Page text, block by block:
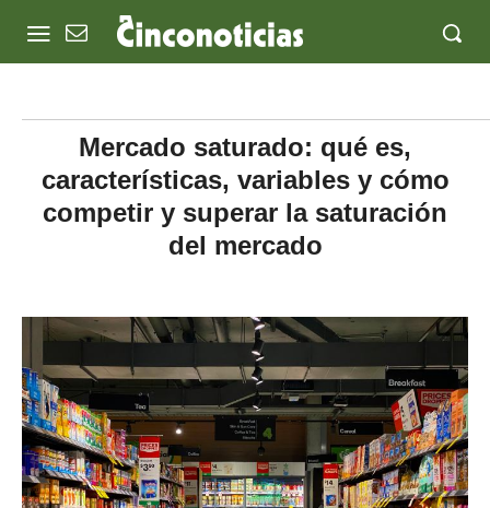
Mercado saturado: qué es,
características, variables y cómo
competir y superar la saturación
del mercado